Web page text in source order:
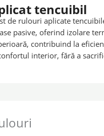
tencuibil
de rulouri aplicate
pasive, oferind izolare
contribuind la
interior, fără a